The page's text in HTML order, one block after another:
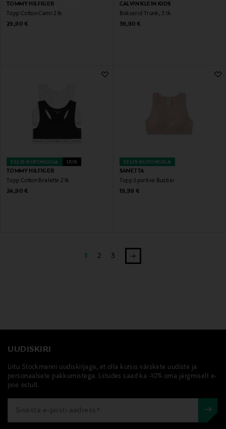
TOMMY HILFIGER
Topp Cotton Cami 2 tk
Original Price
29,90 €
CALVIN KLEIN KIDS
Bokserid Trunk, 3 tk
Original Price
39,90 €
EELIS KUPONGIGA UUS
TOMMY HILFIGER
Topp Cotton Bralette 2 tk
Original Price
24,90 €
EELIS KUPONGIGA
SANETTA
Topp Sportive Bustier
Original Price
19,99 €
1 2 3
UUDISKIRI
Liitu Stockmanni uudiskirjaga, et olla kursis värskete uudiste ja
personaalsete pakkumistega. Liitudes saad ka -10% oma järgmiselt e-
poe ostult.